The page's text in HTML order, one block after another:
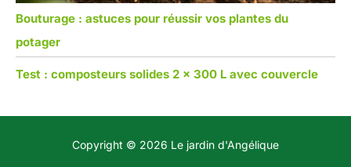
Bouturage : astuces pour réussir vos plantes du
potager
Test : composteurs solides 2 x 300 L avec couvercle
Copyright © 2026 Le jardin d'Angélique